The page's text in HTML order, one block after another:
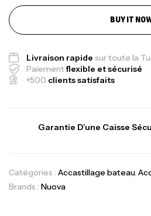
BUY IT
Livraison rapide sur toute la
Paiementflexible et sécurisé
+500 clients satisfaits
Garantie D’une Caisse
Catégories : Accastillage bateau,
Brands : Nuova
Canne Jigging
1.83m 120/250gr
Expanded